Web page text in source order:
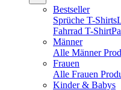
Bestseller
Sprüche T-Shirts
Fahrrad T-Shirt
Männer
Alle Männer
Frauen
Alle Frauen
Kinder & Babys